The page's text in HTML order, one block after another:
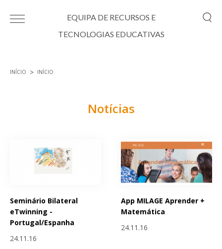
EQUIPA DE RECURSOS E
TECNOLOGIAS EDUCATIVAS
INÍCIO INÍCIO
Notícias
Seminário Bilateral
eTwinning -
Portugal/Espanha
24.11.16
App MILAGE Aprender +
Matemática
24.11.16
Páginas